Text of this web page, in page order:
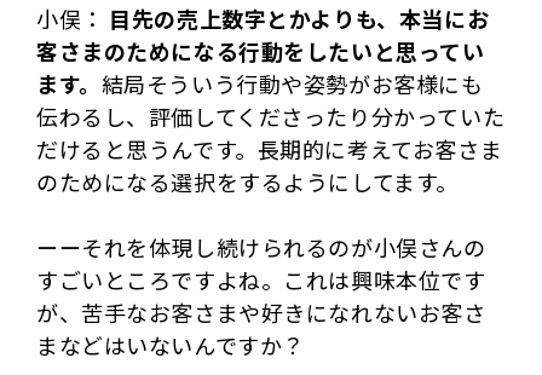
小俣： 目先の売上数字とかよりも、本当にお
客さまのためになる行動をしたいと思ってい
ます。 結局そういう行動や姿勢がお客様にも
伝わるし、評価してくださったり分かっていた
だけると思うんです。長期的に考えてお客さま
のためになる選択をするようにしてます。
ーーそれを体現し続けられるのが小俣さんの
すごいところですよね。これは興味本位です
が、苦手なお客さまや好きになれないお客さ
まなどはいないんですか？